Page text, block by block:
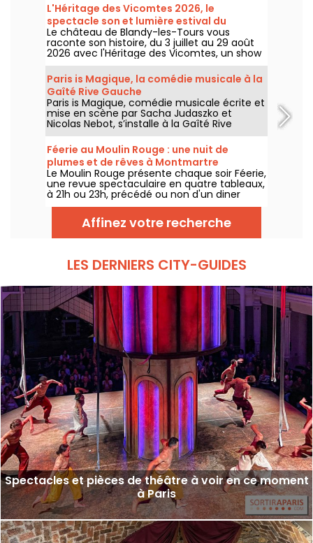
L'Héritage des Vicomtes 2026, le
spectacle son et lumière estival du
château de Blandy-les-Tours
Le château de Blandy-les-Tours vous
raconte son histoire, du 3 juillet au 29 août
2026 avec l'Héritage des Vicomtes, un show
son et lumière pour traverser les siècles et
découvrir ce château médiéval. Nous
sommes allés à sa découverte, voici en
partie ce qui vous attend.
Paris is Magique, la comédie musicale à la
Gaîté Rive Gauche
Paris is Magique, comédie musicale écrite et
mise en scène par Sacha Judaszko et
Nicolas Nebot, s’installe à la Gaîté Rive
Gauche à Paris à partir du 23 juin 2026.
Féerie au Moulin Rouge : une nuit de
plumes et de rêves à Montmartre
Le Moulin Rouge présente chaque soir Féerie,
une revue spectaculaire en quatre tableaux,
à 21h ou 23h, précédé ou non d'un diner
imaginé par leur chef.
Affinez votre recherche
LES DERNIERS CITY-GUIDES
Spectacles et pièces de théâtre à voir en ce moment
à Paris